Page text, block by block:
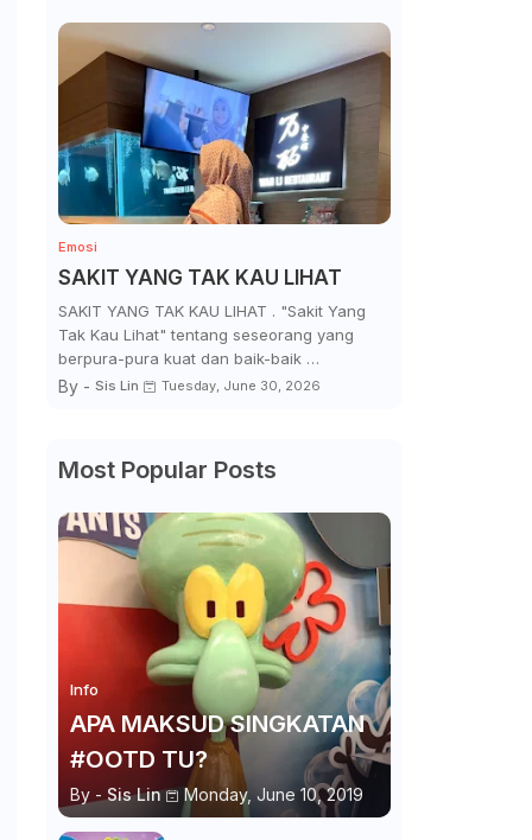
Emosi
SAKIT YANG TAK KAU LIHAT
SAKIT YANG TAK KAU LIHAT . "Sakit Yang
Tak Kau Lihat" tentang seseorang yang
berpura-pura kuat dan baik-baik …
By - Sis Lin Tuesday, June 30, 2026
Most Popular Posts
Info
APA MAKSUD SINGKATAN
#OOTD TU?
By - Sis Lin Monday, June 10, 2019